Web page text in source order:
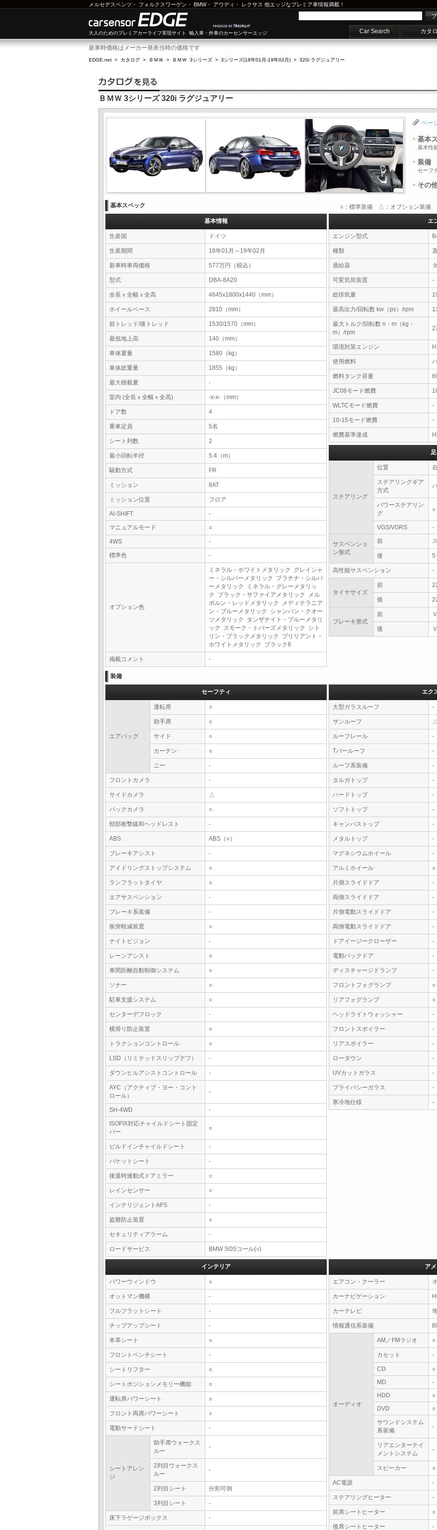
メルセデスベンツ ・ フォルクスワーゲン ・ BMW・ アウディ ・ レクサス 他エッジなプレミア車情報満載！
大人のためのプレミアカーライフ実現サイト 輸入車・外車のカーセンサーエッジ Car Search カタ
新車時価格はメーカー発表当時の価格です
EDGE.net > カタログ > ＢＭＷ > ＢＭＷ 3シリーズ > 3シリーズ(18年01月-19年02月) > 320i ラグジュアリー
ＢＭＷ 3シリーズ 320i ラグジュアリー
ペー
基本
基本性
装備
セーフ
その
基本スペック ○：標準装備 △：オプション装備 -
基本情報
生産国 ドイツ
生産期間 18年01月～19年02月
新車時車両価格 577万円（税込）
型式 DBA-8A20
全長ｘ全幅ｘ全高 4645x1800x1440（mm）
ホイールベース 2810（mm）
前トレッド/後トレッド 1530/1570（mm）
最低地上高 140（mm）
車体重量 1580（kg）
車体総重量 1855（kg）
最大積載量 -
室内 (全長ｘ全幅ｘ全高) -x-x-（mm）
ドア数 4
乗車定員 5名
シート列数 2
最小回転半径 5.4（m）
駆動方式 FR
ミッション 8AT
ミッション位置 フロア
AI-SHIFT
-
マニュアルモード
○
4WS
-
標準色
-
オプション色
ミネラル・ホワイトメタリック グレイシャ
ー・シルバーメタリック プラチナ・シルバ
ーメタリック ミネラル・グレーメタリッ
ク ブラック・サファイアメタリック メル
ボルン・レッドメタリック メディテラニア
ン・ブルーメタリック シャンパン・クオー
ツメタリック タンザナイト・ブルーメタリ
ック スモーク・トパーズメタリック シト
リン・ブラックメタリック ブリリアント・
ホワイトメタリック ブラックII
掲載コメント -
エ
エンジン型式
種類
過給器
可変気筒装置 -
総排気量
最高出力/回転数 kw（ps）/rpm
最大トルク/回転数 n・m（kg・
m）/rpm
環境対策エンジン
使用燃料
燃料タンク容量
JC08モード燃費
WLTCモード燃費 -
10-15モード燃費 -
燃費基準達成
ステアリング
位置
ステアリングギア
方式
パワーステアリン
グ
○
VGS/VGRS -
サスペンショ
ン形式
前
後 5
高性能サスペンション -
タイヤサイズ
前
後
ブレーキ形式
前
後
装備
セーフティ
エアバッグ
運転席 ○
助手席 ○
サイド ○
カーテン ○
ニー -
フロントカメラ -
サイドカメラ △
バックカメラ ○
頸部衝撃緩和ヘッドレスト -
ABS ABS（○）
ブレーキアシスト -
アイドリングストップシステム ○
ランフラットタイヤ ○
エアサスペンション -
ブレーキ系装備 -
衝突軽減装置 ○
ナイトビジョン -
レーンアシスト ○
車間距離自動制御システム ○
ソナー ○
駐車支援システム ○
センターデフロック -
横滑り防止装置 ○
トラクションコントロール ○
LSD（リミテッドスリップデフ） -
ダウンヒルアシストコントロール -
AYC（アクティブ・ヨー・コント
ロール）
-
SH-4WD
-
ISOFIX対応チャイルドシート固定
バー
○
ビルドインチャイルドシート -
バケットシート -
後退時連動式ドアミラー ○
レインセンサー ○
インテリジェントAFS -
盗難防止装置 ○
セキュリティアラーム -
ロードサービス BMW SOSコール(○)
エク
大型ガラスルーフ -
サンルーフ △
ルーフレール -
Tバールーフ -
ルーフ系装備 -
タルガトップ -
ハードトップ -
ソフトトップ -
キャンバストップ -
メタルトップ -
マグネシウムホイール -
アルミホイール ○
片側スライドドア -
両側スライドドア -
片側電動スライドドア -
両側電動スライドドア -
ドアイージークローザー -
電動バックドア -
ディスチャージドランプ -
フロントフォグランプ ○
リアフォグランプ ○
ヘッドライトウォッシャー -
フロントスポイラー -
リアスポイラー -
ローダウン -
UVカットガラス -
プライバシーガラス -
寒冷地仕様 -
インテリア
パワーウィンドウ ○
オットマン機構 -
フルフラットシート -
チップアップシート -
本革シート ○
フロントベンチシート -
シートリフター ○
シートポジションメモリー機能 ○
運転席パワーシート ○
フロント両席パワーシート ○
電動サードシート -
シートアレン
ジ
助手席ウォークス
ルー
-
2列目ウォークス
ルー
-
2列目シート 分割可倒
3列目シート -
床下ラゲージボックス -
ア
エアコン・クーラー
カーナビゲーション
カーテレビ
情報通信系装備
オーディオ
AM／FMラジオ ○
カセット -
CD
○
MD
-
HDD
○
DVD
○
サウンドシステム
系装備
-
リアエンターテイ
メントシステム
-
スピーカー ○
AC電源 -
ステアリングヒーター -
前席シートヒーター ○
後席シートヒーター -